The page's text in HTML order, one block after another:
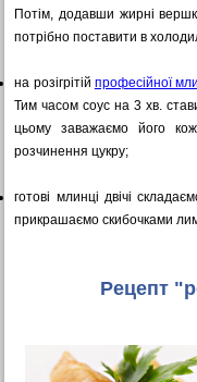
Потім, додавши жирні
потрібно поставити в
на розігрітій професійної
Тим часом соус на 3 хв.
цьому заважаємо його
розчинення цукру;
готові млинці двічі
прикрашаємо скибочками
Рецепт